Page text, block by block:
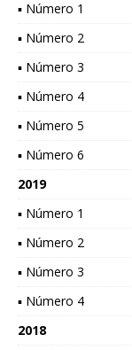
▪ Número 1
▪ Número 2
▪ Número 3
▪ Número 4
▪ Número 5
▪ Número 6
2019
▪ Número 1
▪ Número 2
▪ Número 3
▪ Número 4
2018